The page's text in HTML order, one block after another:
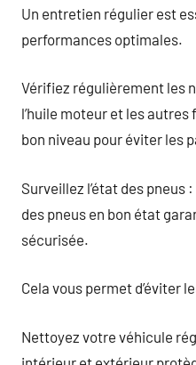
Un entretien régulier est
performances optimales.
Vérifiez régulièrement les
l’huile moteur et les
bon niveau pour éviter les
Surveillez l’état des
des pneus en bon état
sécurisée.
Cela vous permet d’éviter
Nettoyez votre véhicule